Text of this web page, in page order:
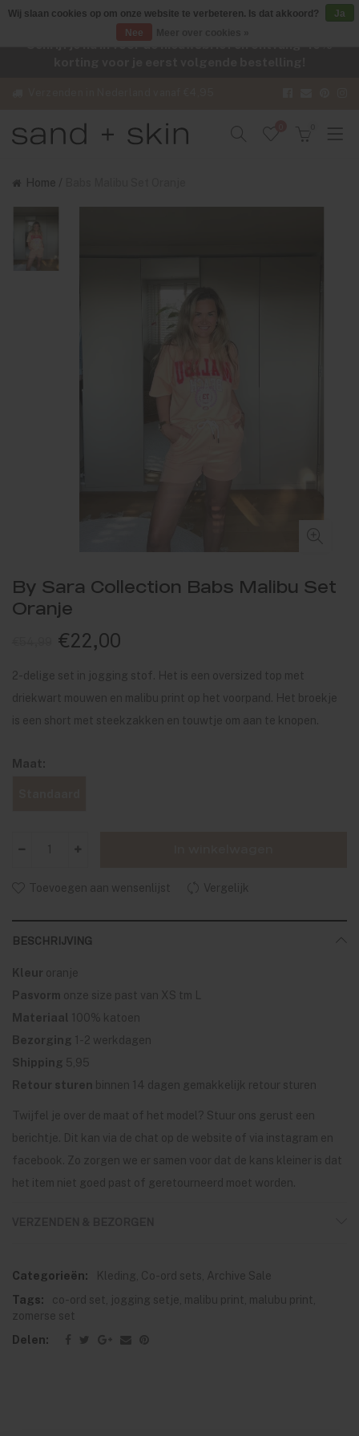
Schrijf je nu in voor de nieuwsbrief en ontvang -10%
Home
By Sara Collection Babs Malibu Set
Oranje
€22,00
2-delige set in jogging stof. Het is een oversized top met
driekwart mouwen en malibu print op het voorpand. Het broekje
is een short met steekzakken en touwtje om aan te knopen.
Maat:
Toevoegen aan wensenlijst Vergelijk
BESCHRIJVING
Kleur oranje
Pasvorm onze size past van XS tm L
Materiaal 100% katoen
Bezorging 1-2 werkdagen
Shipping 5,95
Retour sturen
binnen 14 dagen gemakkelijk retour sturen
Twijfel je over de maat of het model? Stuur ons gerust een
berichtje. Dit kan via de chat op de website of via instagram en
facebook. Zo zorgen we er samen voor dat de kans kleiner is dat
het item niet goed past of geretourneerd moet worden.
Categorieën: Kleding Co-ord sets Archive Sale
Tags:
co-ord set jogging setje malibu print malubu print
zomerse set
Delen:
Wij slaan cookies op om onze website te verbeteren. Is dat akkoord?
Ja
Nee